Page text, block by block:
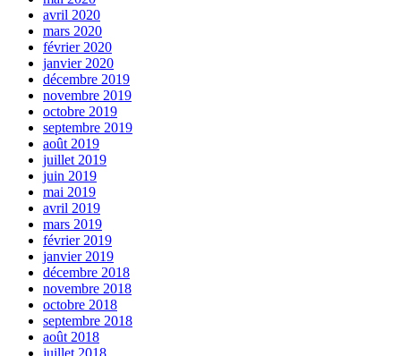
avril 2020
mars 2020
février 2020
janvier 2020
décembre 2019
novembre 2019
octobre 2019
septembre 2019
août 2019
juillet 2019
juin 2019
mai 2019
avril 2019
mars 2019
février 2019
janvier 2019
décembre 2018
novembre 2018
octobre 2018
septembre 2018
août 2018